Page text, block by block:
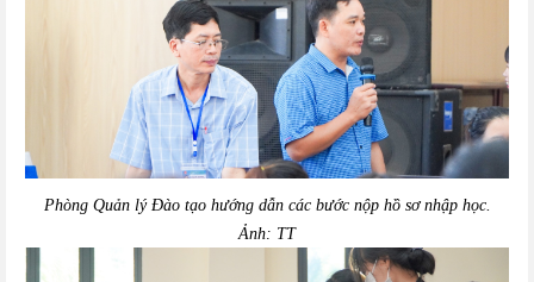
Phòng Quản lý Đào tạo hướng dẫn các bước nộp hồ sơ nhập học.
Ảnh: TT